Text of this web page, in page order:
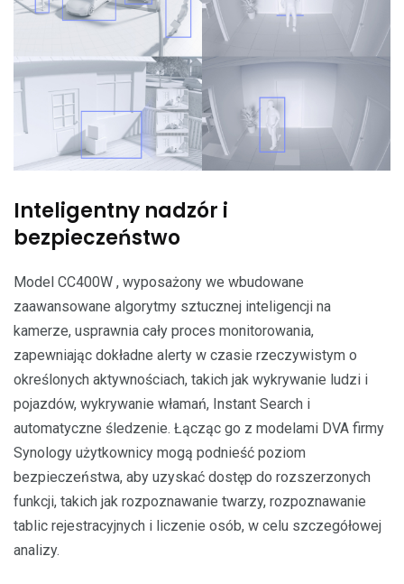
Inteligentny nadzór i
bezpieczeństwo
Model CC400W , wyposażony we wbudowane
zaawansowane algorytmy sztucznej inteligencji na
kamerze, usprawnia cały proces monitorowania,
zapewniając dokładne alerty w czasie rzeczywistym o
określonych aktywnościach, takich jak wykrywanie ludzi i
pojazdów, wykrywanie włamań, Instant Search i
automatyczne śledzenie. Łącząc go z modelami DVA firmy
Synology użytkownicy mogą podnieść poziom
bezpieczeństwa, aby uzyskać dostęp do rozszerzonych
funkcji, takich jak rozpoznawanie twarzy, rozpoznawanie
tablic rejestracyjnych i liczenie osób, w celu szczegółowej
analizy.